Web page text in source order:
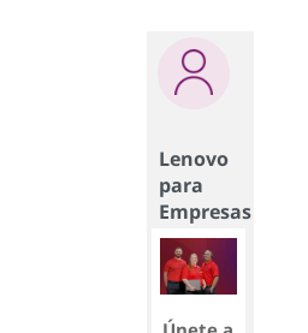
Lenovo
para
Empresas